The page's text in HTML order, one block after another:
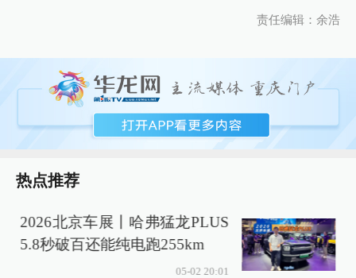
责任编辑：余浩
热点推荐
2026北京车展丨哈弗猛龙PLUS
5.8秒破百还能纯电跑255km
05-02 20:01